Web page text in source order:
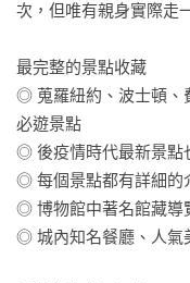
次，但唯有親身實際走
最完整的景點收藏
◎ 蒐羅紐約、波士頓、
必遊景點
◎ 後疫情時代最新景點
◎ 每個景點都有詳細的
◎ 博物館中著名館藏導
◎ 城內知名餐廳、人氣